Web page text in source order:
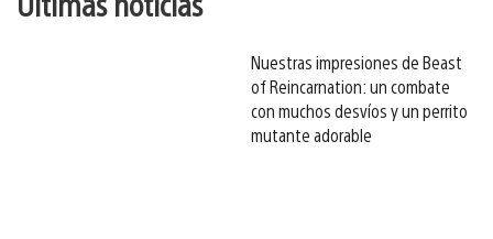
Nuestras impresiones de Beast
of Reincarnation: un combate
con muchos desvíos y un perrito
mutante adorable